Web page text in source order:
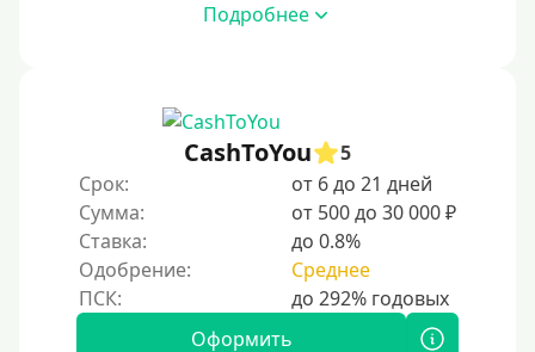
12000 руб
15000 руб
20000 руб
25000 руб
Подробнее
CashToYou
5
Срок:
от 6 до 21 дней
Сумма:
от 500 до 30 000 ₽
Ставка:
до 0.8%
Одобрение:
Среднее
Оформить